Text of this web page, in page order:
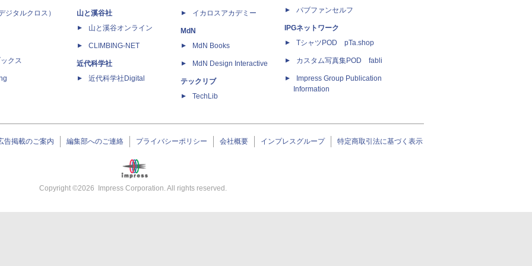
ジタルクロス）
クス
山と溪谷社
山と溪谷オンライン
CLIMBING-NET
近代科学社
近代科学社Digital
イカロスアカデミー
MdN
MdN Books
MdN Design Interactive
テックリブ
TechLib
パブファンセルフ
IPGネットワーク
TシャツPOD pTa.shop
カスタム写真集POD fabli
Impress Group Publication
Information
告掲載のご案内 編集部へのご連絡 プライバシーポリシー 会社概要 インプレスグループ 特定商取引法に基づく表示
Copyright ©2026 Impress Corporation. All rights reserved.